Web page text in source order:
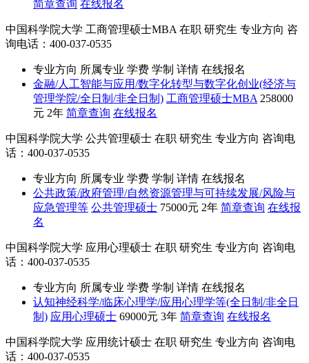
简章查询 在线报名
中国科学院大学 工商管理硕士MBA 在职 研究生 专业方向 咨
询电话：400-037-0535
专业方向 所属专业 学费 学制 详情 在线报名
金融/人工智能与应用/数字化转型与数字化创业(经济与
管理学院/全日制/非全日制) 工商管理硕士MBA 258000
元 2年 简章查询 在线报名
中国科学院大学 公共管理硕士 在职 研究生 专业方向 咨询电
话：400-037-0535
专业方向 所属专业 学费 学制 详情 在线报名
公共政策/政府管理/自然资源管理与可持续发展/风险与
应急管理等 公共管理硕士 75000元 2年 简章查询 在线报
名
中国科学院大学 应用心理硕士 在职 研究生 专业方向 咨询电
话：400-037-0535
专业方向 所属专业 学费 学制 详情 在线报名
认知神经科学/临床心理学/应用心理学等(全日制/非全日
制) 应用心理硕士 69000元 3年 简章查询 在线报名
中国科学院大学 应用统计硕士 在职 研究生 专业方向 咨询电
话：400-037-0535